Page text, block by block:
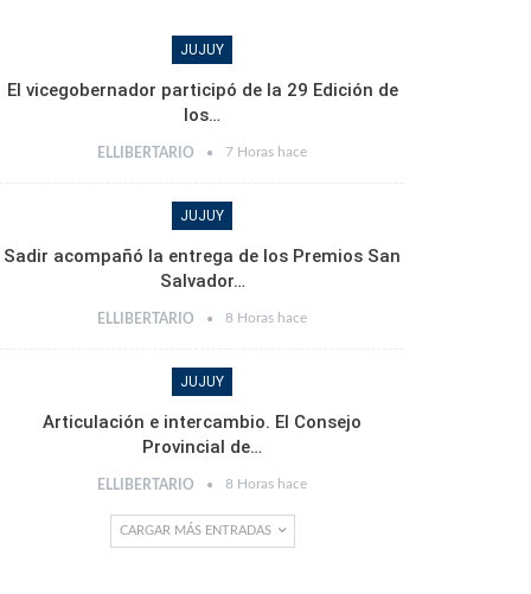
JUJUY
El vicegobernador participó de la 29 Edición de
los…
ELLIBERTARIO 7 Horas hace
JUJUY
Sadir acompañó la entrega de los Premios San
Salvador…
ELLIBERTARIO 8 Horas hace
JUJUY
Articulación e intercambio. El Consejo
Provincial de…
ELLIBERTARIO 8 Horas hace
CARGAR MÁS ENTRADAS